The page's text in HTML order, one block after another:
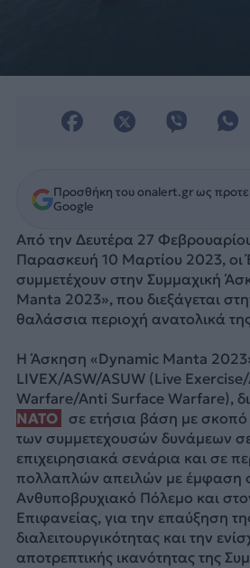
Προσθήκη του onalert.gr ως
Google
Από την Δευτέρα 27
Παρασκευή 10 Μαρτίου 2023, οι
συμμετέχουν στην Συμμαχική
Manta 2023», που διεξάγεται
θαλάσσια περιοχή ανατολικά της
Η Άσκηση «Dynamic Manta 2023»
LIVEX/ASW/ASUW (Live
Warfare/Anti Surface Warfare),
ΝΑΤΟ
σε ετήσια βάση με σκοπό
των συμμετεχουσών δυνάμεων
επιχειρησιακά σενάρια και σε
πολλαπλών απειλών με έμφαση
Ανθυποβρυχιακό Πόλεμο και
Επιφανείας, για την επαύξηση
διαλειτουργικότητας και την
αποτρεπτικής ικανότητας της